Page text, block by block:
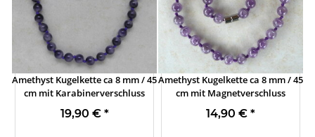
Amethyst Kugelkette ca 8 mm / 45
cm mit Karabinerverschluss
19,90 € *
Amethyst Kugelkette ca 8 mm / 45
cm mit Magnetverschluss
14,90 € *